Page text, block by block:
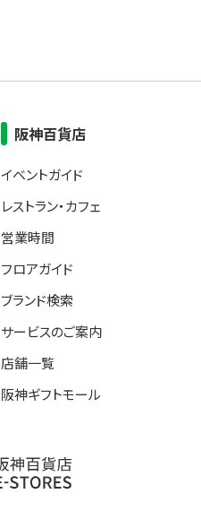
阪神百貨店
イベントガイド
レストラン・カフェ
営業時間
フロアガイド
ブランド検索
サービスのご案内
店舗一覧
阪神ギフトモール